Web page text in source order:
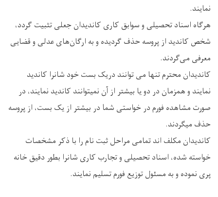
نمایند.
هرگاه اسناد تحصیلی و سوابق کاری کاندیدان جعلی تثبیت گردد،
شخص کاندید از پروسه حذف گردیده و به ارگان‌های عدلی و قضایی
معرفی می‌گردند.
کاندیدان محترم تنها می توانند دریک بست خود شانرا کاندید
نمایند و همزمان در دو یا بیشتر از آن نمیتوانند کاندید نمایند، در
صورت مشاهده فورم در خواستی شما در بیشتر از یک بست، از پروسه
حذف میگردند.
کاندیدان مکلف اند تمامی مراحل ثبت نام را با ذکر مشخصات
خواسته شده، اسناد تحصیلی و تجارب کاری شانرا بطور دقیق خانه
پری نموده و به مسئول توزیع فورم تسلیم نمایند.